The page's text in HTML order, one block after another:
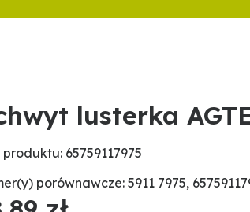
lusterka
produktu: 65759117975
porównawcze: 5911 7975,